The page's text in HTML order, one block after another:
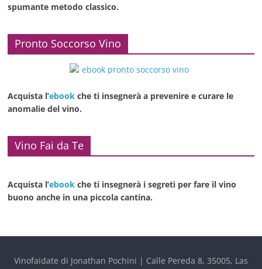
spumante metodo classico.
Pronto Soccorso Vino
Acquista l’ebook che ti insegnerà a prevenire e curare le
anomalie del vino.
Vino Fai da Te
Acquista l’ebook che ti insegnerà i segreti per fare il vino
buono anche in una piccola cantina.
Vinofaidate di Jonathan Pochini | Calle Pereda 8, 35005, Las